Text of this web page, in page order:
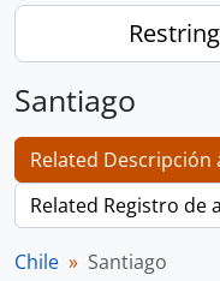
Santiago
Related Descripción
Related Registro de
Chile Santiago